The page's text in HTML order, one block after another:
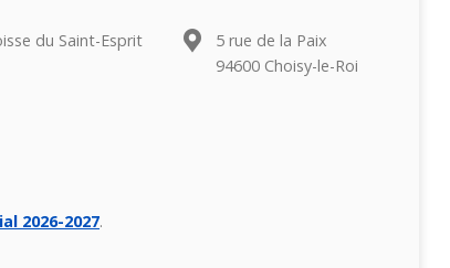
du Saint-Esprit
5 rue de la Paix
94600 Choisy-le-Roi
2026-2027.